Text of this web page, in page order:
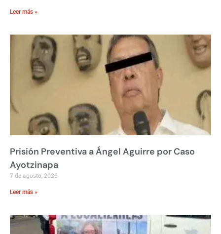
Leer más »
Prisión Preventiva a Ángel Aguirre por Caso
Ayotzinapa
7 de agosto, 2026
Leer más »